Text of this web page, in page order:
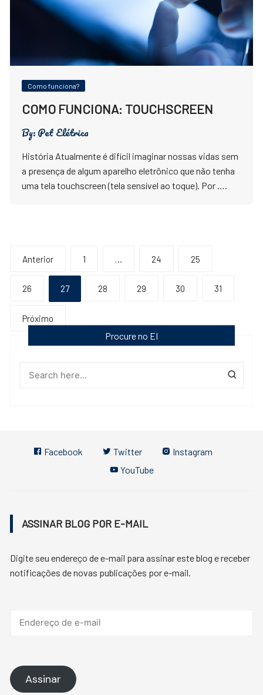
Como funciona?
COMO FUNCIONA: TOUCHSCREEN
By:Pet Elétrica
História Atualmente é difícil imaginar nossas vidas sem
a presença de algum aparelho eletrônico que não tenha
uma tela touchscreen (tela sensível ao toque). Por ….
Paginação
de
posts
Anterior 1 … 24 25
26 27 28 29 30 31
Próximo
Procure no EI
Facebook Twitter
Instagram
YouTube
ASSINAR BLOG POR E-MAIL
Digite seu endereço de e-mail para assinar este blog e receber
notificações de novas publicações por e-mail.
Assinar